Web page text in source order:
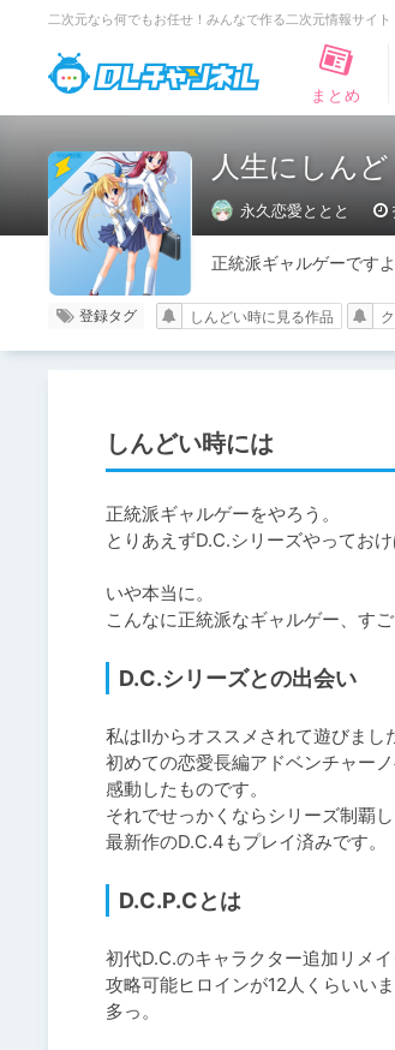
二次元なら何でもお任せ！みんなで作る二次元情報サイト
DLチャンネル
まとめ
人生にしん
永久恋愛ととと
正統派ギャルゲーです
登録タグ しんどい時に見る作品
しんどい時には
正統派ギャルゲーをやろう。
とりあえずD.C.シリーズやっておけ
いや本当に。
こんなに正統派なギャルゲー、すご
D.C.シリーズとの出会い
私はⅡからオススメされて遊びまし
初めての恋愛長編アドベンチャー
感動したものです。
それでせっかくならシリーズ制覇
最新作のD.C.4もプレイ済みです。
D.C.P.Cとは
初代D.C.のキャラクター追加リメイ
攻略可能ヒロインが12人くらいいま
多っ。